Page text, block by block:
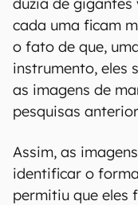
cada uma ficam
o fato de que,
instrumento, eles
as imagens de
pesquisas
Assim, as
identificar o
permitiu que eles